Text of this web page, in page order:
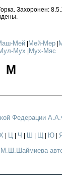
Захоронен:
Мей Мей-Мер
Мух Мух-Мяс
М
Федерации
Ц| Ч Ш Щ| Ю|
Я